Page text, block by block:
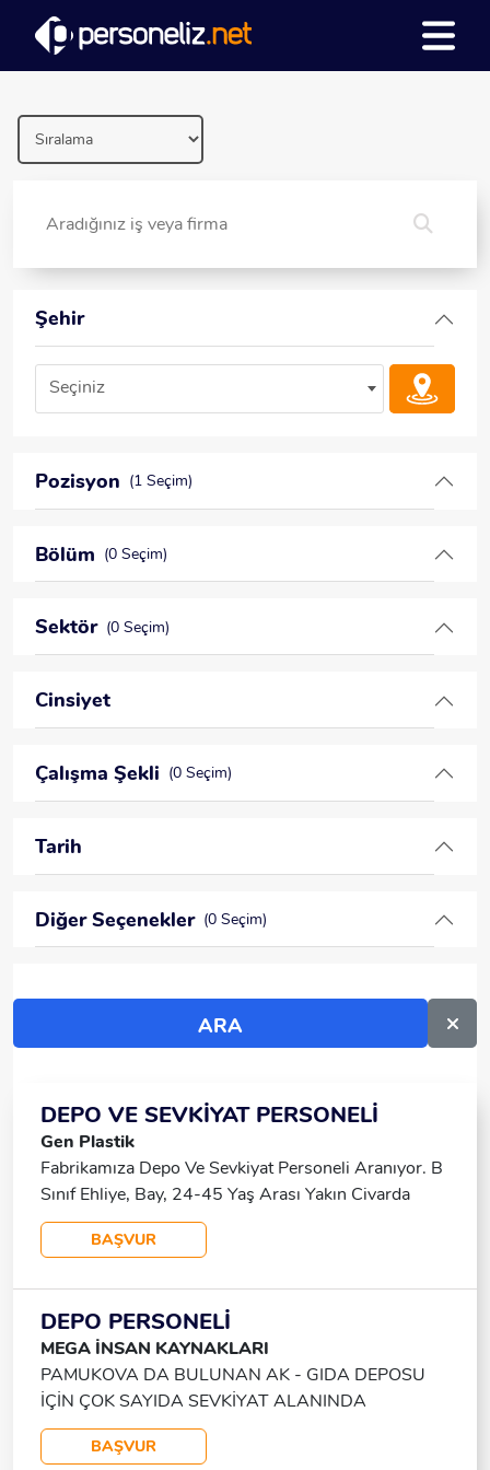
Şehir
Seçiniz
Pozisyon (1 Seçim)
Bölüm (0 Seçim)
Sektör (0 Seçim)
Cinsiyet
Çalışma Şekli (0 Seçim)
Tarih
Diğer Seçenekler (0 Seçim)
DEPO VE SEVKİYAT PERSONELİ
Gen Plastik
Fabrikamıza Depo Ve Sevkiyat Personeli Aranıyor. B
Sınıf Ehliye, Bay, 24-45 Yaş Arası Yakın Civarda
Ikamet Eden Arkadaşların Başvurularını Bekliyoruz
BAŞVUR
DEPO PERSONELİ
MEGA İNSAN KAYNAKLARI
PAMUKOVA DA BULUNAN AK - GIDA DEPOSU
İÇİN ÇOK SAYIDA SEVKİYAT ALANINDA
ÇALIŞACAK 22 / 45 YAŞ BAY PERSONELLER
ALINACAKTIR GEVYER ADAPAZARI PAMUKOVA
BAŞVUR